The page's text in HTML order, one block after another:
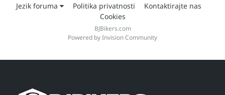
Jezik foruma Politika privatnosti
Kontaktirajte nas
Cookies
BJBikers.com
Powered by Invision Community